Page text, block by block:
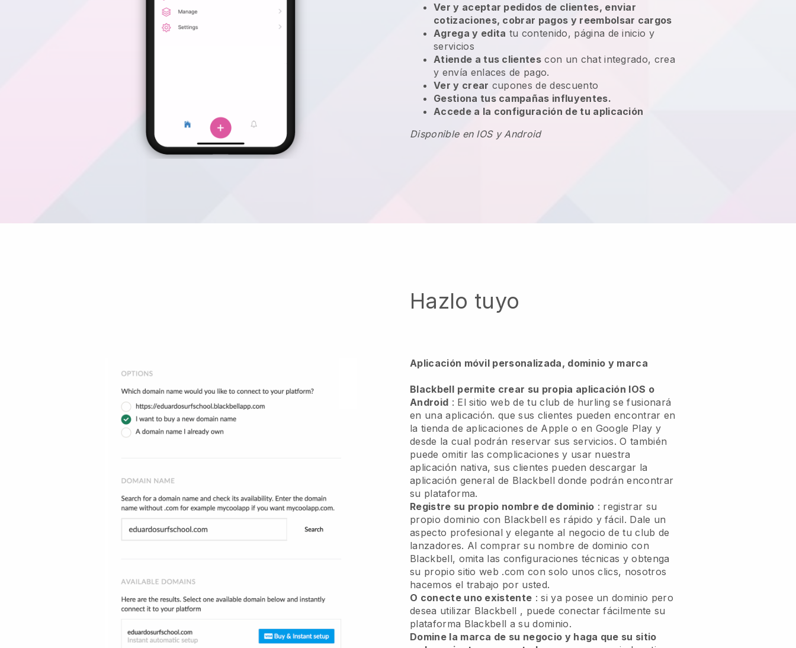
Ver y aceptar pedidos de clientes, enviar
cotizaciones, cobrar pagos y reembolsar cargos
Agrega y edita tu contenido, página de inicio y
servicios
Atiende a tus clientes con un chat integrado, crea
y envía enlaces de pago.
Ver y crear cupones de descuento
Gestiona tus campañas influyentes.
Accede a la configuración de tu aplicación
Disponible en IOS y Android
Hazlo tuyo
Aplicación móvil personalizada, dominio y marca
Blackbell permite crear su propia aplicación IOS o
Android : El sitio web de tu club de hurling se fusionará
en una aplicación. que sus clientes pueden encontrar en
la tienda de aplicaciones de Apple o en Google Play y
desde la cual podrán reservar sus servicios. O también
puede omitir las complicaciones y usar nuestra
aplicación nativa, sus clientes pueden descargar la
aplicación general de Blackbell donde podrán encontrar
su plataforma.
Registre su propio nombre de dominio : registrar su
propio dominio con Blackbell es rápido y fácil. Dale un
aspecto profesional y elegante al negocio de tu club de
lanzadores. Al comprar su nombre de dominio con
Blackbell, omita las configuraciones técnicas y obtenga
su propio sitio web .com con solo unos clics, nosotros
hacemos el trabajo por usted.
O conecte uno existente : si ya posee un dominio pero
desea utilizar Blackbell , puede conectar fácilmente su
plataforma Blackbell a su dominio.
Domine la marca de su negocio y haga que su sitio